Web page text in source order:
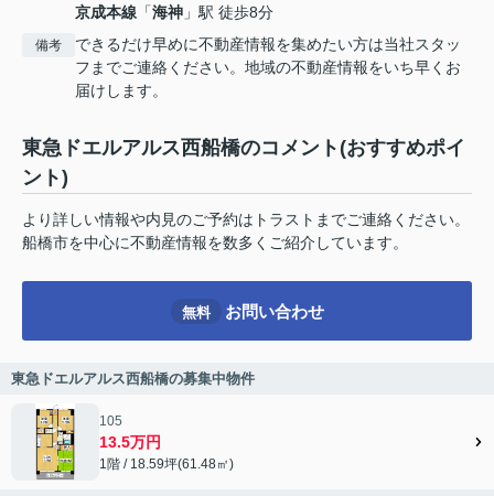
京成本線 「海神 」駅 徒歩8分
備考
できるだけ早めに不動産情報を集めたい方は当社スタッ
フまでご連絡ください。地域の不動産情報をいち早くお
届けします。
東急ドエルアルス西船橋のコメント(おすすめポイ
ント)
より詳しい情報や内見のご予約はトラストまでご連絡ください。
船橋市を中心に不動産情報を数多くご紹介しています。
無料 お問い合わせ
東急ドエルアルス西船橋の募集中物件
105
13.5万円
1階 / 18.59坪(61.48㎡)